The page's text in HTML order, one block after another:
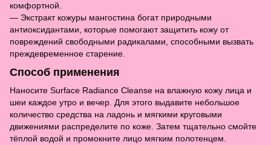
комфортной.
— Экстракт кожуры мангостина богат природными
антиоксидантами, которые помогают защитить кожу от
повреждений свободными радикалами, способными вызвать
преждевременное старение.
Способ применения
Наносите Surface Radiance Cleanse на влажную кожу лица и
шеи каждое утро и вечер. Для этого выдавите небольшое
количество средства на ладонь и мягкими круговыми
движениями распределите по коже. Затем тщательно смойте
тёплой водой и промокните лицо мягким полотенцем.